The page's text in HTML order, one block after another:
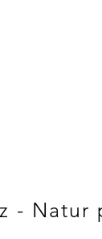
- Natur